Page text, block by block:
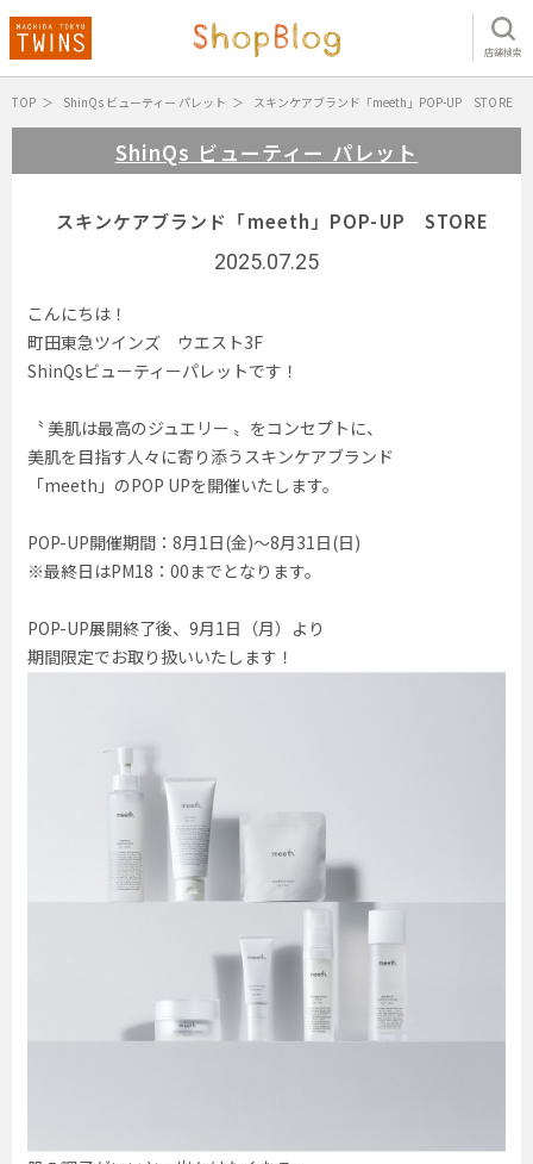
店舗検索
TOP ShinQs ビューティー パレット スキンケアブランド「meeth」POP-UP STORE
ShinQs ビューティー パレット
スキンケアブランド「meeth」POP-UP STORE
2025.07.25
こんにちは！
町田東急ツインズ ウエスト3F
ShinQsビューティーパレットです！
〝 美肌は最高のジュエリー 〟をコンセプトに、
美肌を目指す人々に寄り添うスキンケアブランド
「meeth」のPOP UPを開催いたします。
POP-UP開催期間：8月1日(金)〜8月31日(日)
※最終日はPM18：00までとなります。
POP-UP展開終了後、9月1日（月）より
期間限定でお取り扱いいたします！